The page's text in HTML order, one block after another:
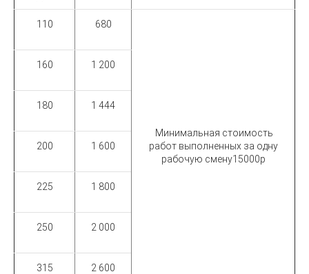
110 680
Минимальная стоимость
работ выполненных за одну
рабочую смену15000р
160 1 200
180 1 444
200 1 600
225 1 800
250 2 000
315 2 600